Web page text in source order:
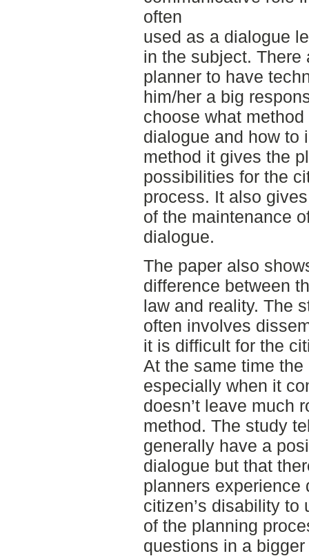
often
used as a dialogue
in the subject.
planner to have
him/her a big
choose what
dialogue and how to
method it gives the
possibilities for the
process. It also
of the maintenance
dialogue.
The paper also
difference between
law and reality. The
often involves
it is difficult for the
At the same time the
especially when it
doesn’t leave much
method. The study
generally have a
dialogue but that
planners experience
citizen’s disability to
of the planning
questions in a